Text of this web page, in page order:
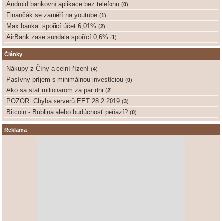
Android bankovní aplikace bez telefonu (0)
Finančák se zaměří na youtube (1 )
Max banka: spořicí účet 6,01% (2)
AirBank zase sundala spořící 0,6% (1 )
Články
Nákupy z Číny a celní řízení (4)
Pasívny príjem s minimálnou investíciou (0)
Ako sa stat milionarom za par dni (2)
POZOR: Chyba serverů EET 28.2.2019 (3)
Bitcoin - Bublina alebo budúcnosť peňazí? (0)
Reklama